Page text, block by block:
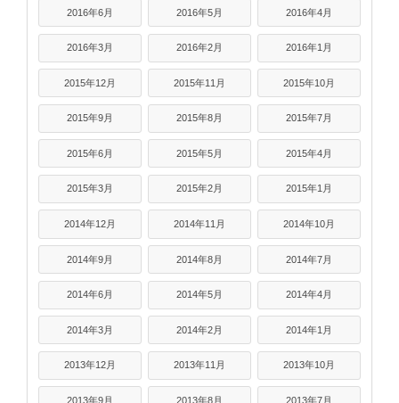
2016年6月 2016年5月 2016年4月
2016年3月 2016年2月 2016年1月
2015年12月 2015年11月 2015年10月
2015年9月 2015年8月 2015年7月
2015年6月 2015年5月 2015年4月
2015年3月 2015年2月 2015年1月
2014年12月 2014年11月 2014年10月
2014年9月 2014年8月 2014年7月
2014年6月 2014年5月 2014年4月
2014年3月 2014年2月 2014年1月
2013年12月 2013年11月 2013年10月
2013年9月 2013年8月 2013年7月